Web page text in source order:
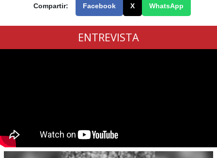
Compartir: Facebook X WhatsApp
ENTREVISTA